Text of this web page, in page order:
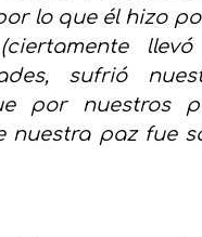
lo que él hizo
sufrió
por nuestros
nuestra paz fue